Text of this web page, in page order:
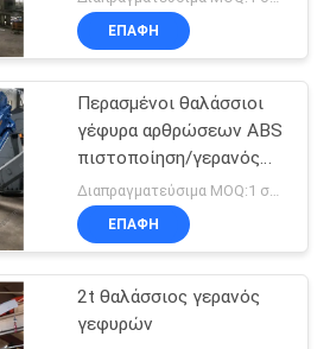
ΕΠΑΦΉ
Περασμένοι θαλάσσιοι
γέφυρα αρθρώσεων ABS
πιστοποίηση/γερανός
βραχιόνων
καταστρώματος
Διαπραγματεύσιμα MOQ:1 σύνολο
ΕΠΑΦΉ
2t θαλάσσιος γερανός
γεφυρών